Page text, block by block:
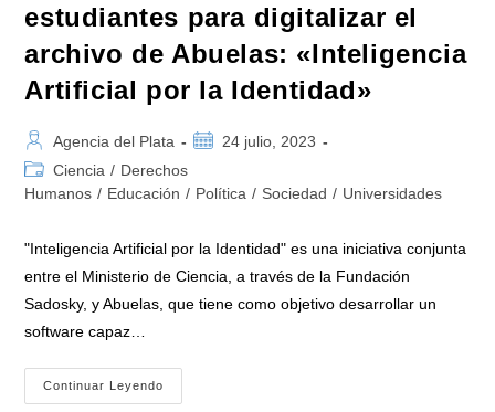
estudiantes para digitalizar el
archivo de Abuelas: «Inteligencia
Artificial por la Identidad»
Autor
de
la
Agencia del Plata
Publicación
la
24 julio, 2023
Categoría
de
Ciencia / Derechos
Humanos / Educación / Política / Sociedad / Universidades
"Inteligencia Artificial por la Identidad" es una iniciativa conjunta
entre el Ministerio de Ciencia, a través de la Fundación
Sadosky, y Abuelas, que tiene como objetivo desarrollar un
software capaz…
Continuar Leyendo
Proyectos